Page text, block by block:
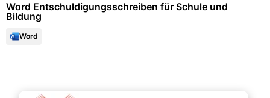
Word Entschuldigungsschreiben für Schule und
Bildung
Word